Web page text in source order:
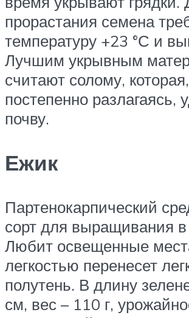
прорастания семена
температуру +23 °С и
Лучшим укрывным
считают солому, которая,
постепенно разлагаясь,
почву.
Ежик
Партенокарпический
сорт для выращивания в
Любит освещенные
легкостью перенесет
полутень. В длину
см, вес – 110 г,